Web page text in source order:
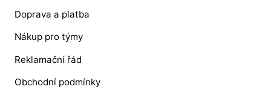
Doprava a platba
Nákup pro týmy
Reklamační řád
Obchodní podmínky